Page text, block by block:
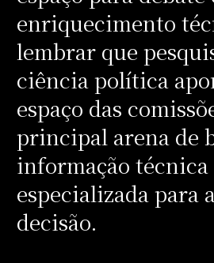
enriquecimento
lembrar que
ciência política
espaço das
principal arena de
informação técnica
especializada para
decisão.